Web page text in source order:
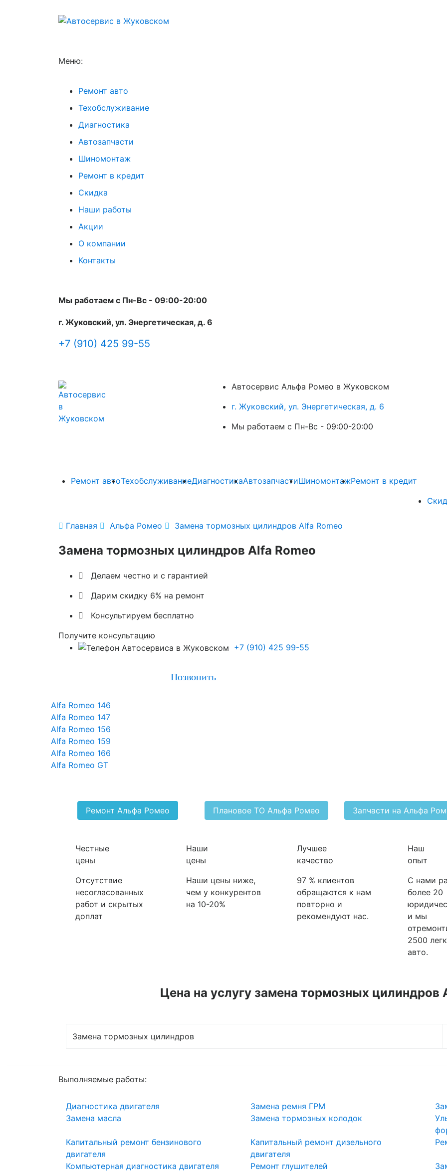
Меню:
Ремонт авто
Техобслуживание
Диагностика
Автозапчасти
Шиномонтаж
Ремонт в кредит
Скидка
Наши работы
Акции
О компании
Контакты
Мы работаем с Пн-Вc - 09:00-20:00
г. Жуковский, ул. Энергетическая, д. 6
+7 (910) 425 99-55
Автосервис Альфа Ромео в Жуковском
г. Жуковский, ул. Энергетическая, д. 6
Мы работаем с Пн-Вc - 09:00-20:00
Ремонт автоТехобслуживаниеДиагностикаАвтозапчастиШиномонтажРемонт в кредит
 Главная  Альфа Ромео  Замена тормозных цилиндров Alfa Romeo
Замена тормозных цилиндров Alfa Romeo
 Делаем честно и с гарантией
 Дарим скидку 6% на ремонт
 Консультируем бесплатно
Получите консультацию
+7 (910) 425 99-55
Позвонить
Alfa Romeo 146
Alfa Romeo 147
Alfa Romeo 156
Alfa Romeo 159
Alfa Romeo 166
Alfa Romeo GT
Ремонт Альфа Ромео Плановое ТО Альфа Ромео Запчасти на Альфа
Честные
цены
Отсутствие
несогласованных
работ и скрытых
доплат
Наши
цены
Наши цены ниже,
чем у конкурентов
на 10-20%
Лучшее
качество
97 % клиентов
обращаются к нам
повторно и
рекомендуют нас.
Наш
опыт
С нами
более 20
и мы
2500
авто.
Цена на услугу замена тормозных цилиндров
Замена тормозных цилиндров
Выполняемые работы:
Диагностика двигателя Замена ремня ГРМ
Замена масла
Замена тормозных колодок
Капитальный ремонт бензинового
двигателя
Капитальный ремонт дизельного
двигателя
Компьютерная диагностика двигателя Ремонт глушителей